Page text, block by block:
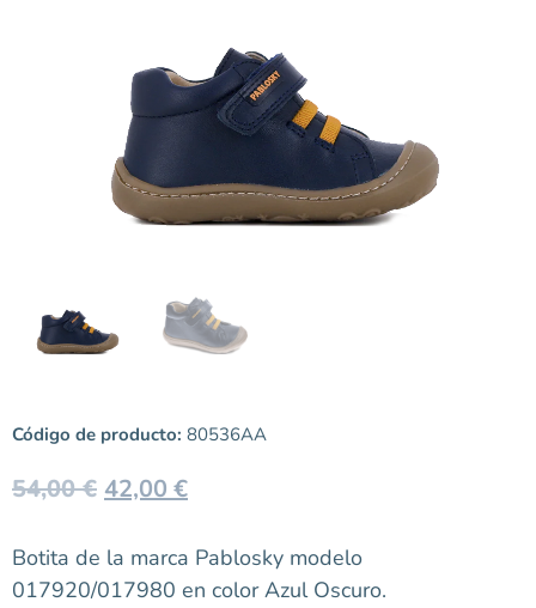
Código de producto: 80536AA
54,00€ 42,00 €
Botita de la marca Pablosky modelo
017920/017980 en color Azul Oscuro.